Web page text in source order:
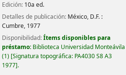
Edición: 10a ed.
Detalles de publicación: México, D.F. :
Cumbre, 1977
Disponibilidad:Ítems disponibles para
préstamo: Biblioteca Universidad Monteávila
(1) Signatura topográfica: PA4030 S8 A3
1977 .